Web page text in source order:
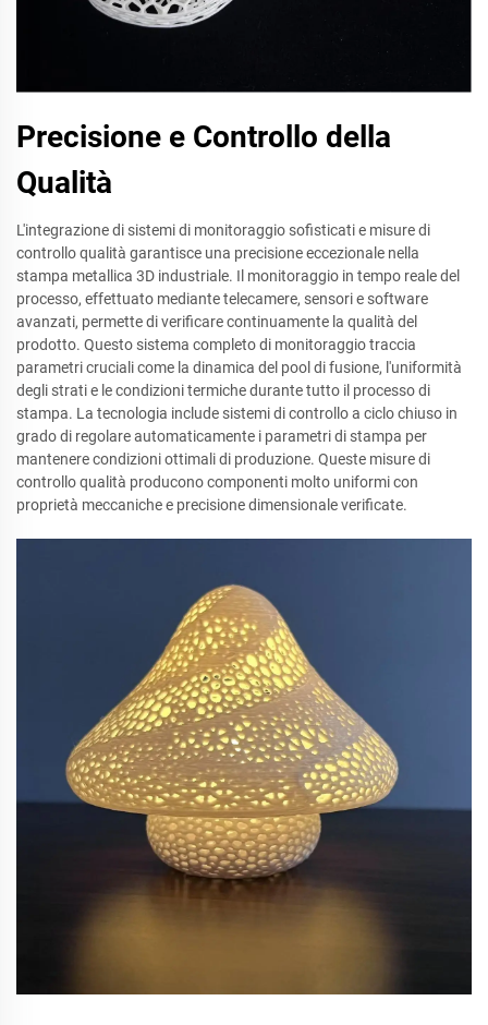
Precisione e Controllo della
Qualità
L'integrazione di sistemi di monitoraggio sofisticati e misure di
controllo qualità garantisce una precisione eccezionale nella
stampa metallica 3D industriale. Il monitoraggio in tempo reale del
processo, effettuato mediante telecamere, sensori e software
avanzati, permette di verificare continuamente la qualità del
prodotto. Questo sistema completo di monitoraggio traccia
parametri cruciali come la dinamica del pool di fusione, l'uniformità
degli strati e le condizioni termiche durante tutto il processo di
stampa. La tecnologia include sistemi di controllo a ciclo chiuso in
grado di regolare automaticamente i parametri di stampa per
mantenere condizioni ottimali di produzione. Queste misure di
controllo qualità producono componenti molto uniformi con
proprietà meccaniche e precisione dimensionale verificate.